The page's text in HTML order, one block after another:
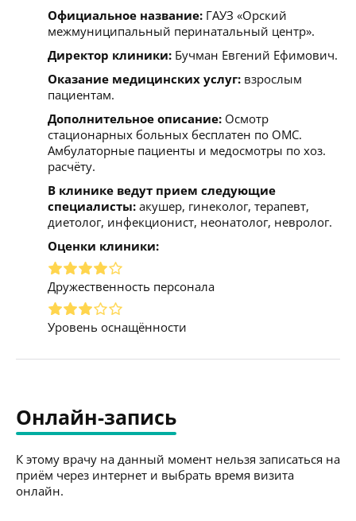
Официальное название: ГАУЗ «Орский
межмуниципальный перинатальный центр».
Директор клиники: Бучман Евгений Ефимович.
Оказание медицинских услуг: взрослым
пациентам.
Дополнительное описание: Осмотр
стационарных больных бесплатен по ОМС.
Амбулаторные пациенты и медосмотры по хоз.
расчёту.
В клинике ведут прием следующие
специалисты: акушер, гинеколог, терапевт,
диетолог, инфекционист, неонатолог, невролог.
Оценки клиники:
Дружественность персонала
Уровень оснащённости
Онлайн-запись
К этому врачу на данный момент нельзя записаться на
приём через интернет и выбрать время визита
онлайн.